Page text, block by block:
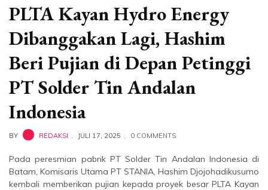
PLTA Kayan Hydro Energy
Dibanggakan Lagi, Hashim
Beri Pujian di Depan Petinggi
PT Solder Tin Andalan
Indonesia
BY REDAKSI JULI 17, 2025 0 COMMENTS
Pada peresmian pabrik PT Solder Tin Andalan Indonesia di
Batam, Komisaris Utama PT STANIA, Hashim Djojohadikusumo
kembali memberikan pujian kepada proyek besar PLTA Kayan